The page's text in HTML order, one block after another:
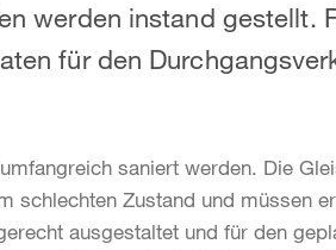
werden instand gestellt.
für den
saniert werden. Die
schlechten Zustand und müssen
ausgestaltet und für den